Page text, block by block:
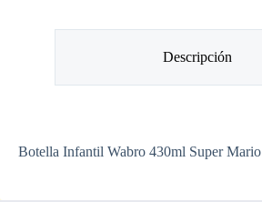
Descripción
Botella Infantil Wabro 430ml Super Mario